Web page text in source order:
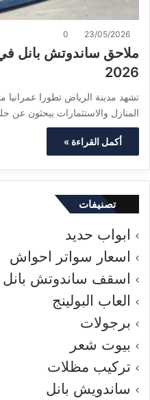
23/05/2026
0
ملاحق ساندوتش بانل
2026
تشهد مدينة الرياض تطورا
المنازل والاستثمارات يبحثون عن
أكمل القراءة »
تصنيفات
ابواب حديد
اسعار سواتر احواش
اسقف ساندوتش بانل
العاب البولينج
برجولات
بيوت شعر
تركيب مظلات
ساندويش بانل